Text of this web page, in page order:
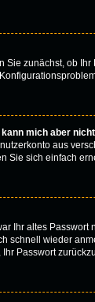
Sie zunächst, ob
mich aber
aus
Sie sich einfach
Ihr altes
schnell wieder
Passwort